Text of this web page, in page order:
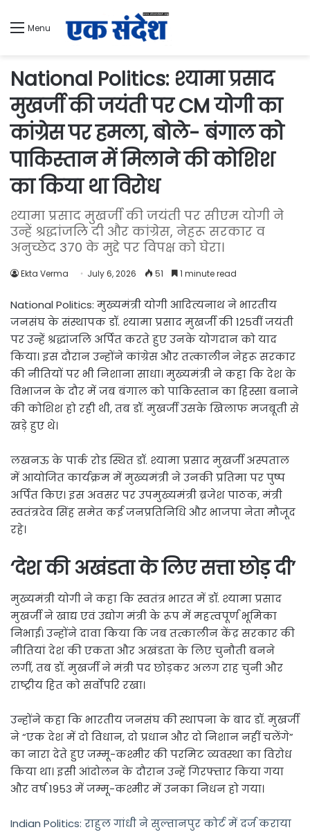
Menu
National Politics: श्यामा प्रसाद
मुखर्जी की जयंती पर CM योगी का
कांग्रेस पर हमला, बोले- बंगाल को
पाकिस्तान में मिलाने की कोशिश
का किया था विरोध
श्यामा प्रसाद मुखर्जी की जयंती पर सीएम योगी ने
उन्हें श्रद्धांजलि दी और कांग्रेस, नेहरू सरकार व
अनुच्छेद 370 के मुद्दे पर विपक्ष को घेरा।
Ekta Verma July 6, 2026 51 1 minute read
National Politics: मुख्यमंत्री योगी आदित्यनाथ ने भारतीय
जनसंघ के संस्थापक डॉ. श्यामा प्रसाद मुखर्जी की 125वीं जयंती
पर उन्हें श्रद्धांजलि अर्पित करते हुए उनके योगदान को याद
किया। इस दौरान उन्होंने कांग्रेस और तत्कालीन नेहरू सरकार
की नीतियों पर भी निशाना साधा। मुख्यमंत्री ने कहा कि देश के
विभाजन के दौर में जब बंगाल को पाकिस्तान का हिस्सा बनाने
की कोशिश हो रही थी, तब डॉ. मुखर्जी उसके खिलाफ मजबूती से
खड़े हुए थे।
लखनऊ के पार्क रोड स्थित डॉ. श्यामा प्रसाद मुखर्जी अस्पताल
में आयोजित कार्यक्रम में मुख्यमंत्री ने उनकी प्रतिमा पर पुष्प
अर्पित किए। इस अवसर पर उपमुख्यमंत्री ब्रजेश पाठक, मंत्री
स्वतंत्रदेव सिंह समेत कई जनप्रतिनिधि और भाजपा नेता मौजूद
रहे।
‘देश की अखंडता के लिए सत्ता छोड़ दी’
मुख्यमंत्री योगी ने कहा कि स्वतंत्र भारत में डॉ. श्यामा प्रसाद
मुखर्जी ने खाद्य एवं उद्योग मंत्री के रूप में महत्वपूर्ण भूमिका
निभाई। उन्होंने दावा किया कि जब तत्कालीन केंद्र सरकार की
नीतियां देश की एकता और अखंडता के लिए चुनौती बनने
लगीं, तब डॉ. मुखर्जी ने मंत्री पद छोड़कर अलग राह चुनी और
राष्ट्रीय हित को सर्वोपरि रखा।
उन्होंने कहा कि भारतीय जनसंघ की स्थापना के बाद डॉ. मुखर्जी
ने “एक देश में दो विधान, दो प्रधान और दो निशान नहीं चलेंगे”
का नारा देते हुए जम्मू-कश्मीर की परमिट व्यवस्था का विरोध
किया था। इसी आंदोलन के दौरान उन्हें गिरफ्तार किया गया
और वर्ष 1953 में जम्मू-कश्मीर में उनका निधन हो गया।
Indian Politics: राहुल गांधी ने सुल्तानपुर कोर्ट में दर्ज कराया